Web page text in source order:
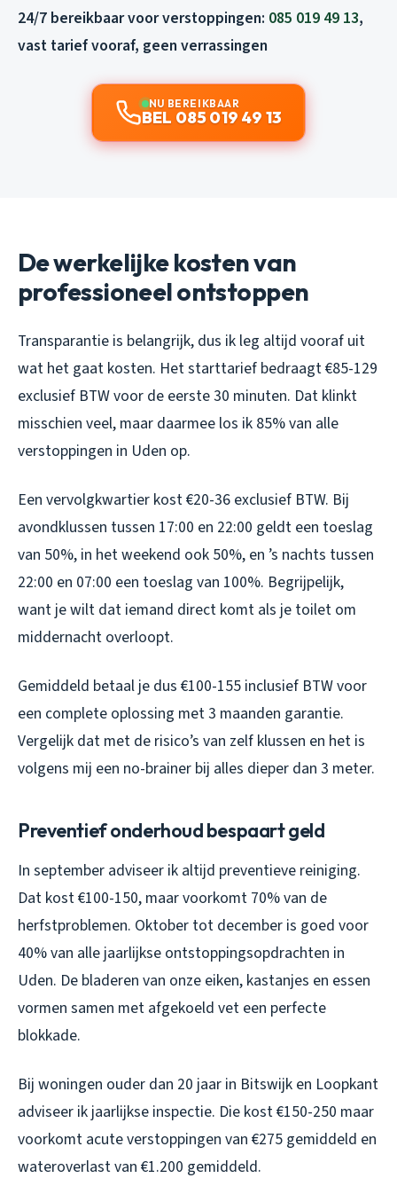
24/7 bereikbaar voor verstoppingen: 085 019 49 13,
vast tarief vooraf, geen verrassingen
NU BEREIKBAAR
BEL 085 019 49 13
De werkelijke kosten van
professioneel ontstoppen
Transparantie is belangrijk, dus ik leg altijd vooraf uit
wat het gaat kosten. Het starttarief bedraagt €85-129
exclusief BTW voor de eerste 30 minuten. Dat klinkt
misschien veel, maar daarmee los ik 85% van alle
verstoppingen in Uden op.
Een vervolgkwartier kost €20-36 exclusief BTW. Bij
avondklussen tussen 17:00 en 22:00 geldt een toeslag
van 50%, in het weekend ook 50%, en ’s nachts tussen
22:00 en 07:00 een toeslag van 100%. Begrijpelijk,
want je wilt dat iemand direct komt als je toilet om
middernacht overloopt.
Gemiddeld betaal je dus €100-155 inclusief BTW voor
een complete oplossing met 3 maanden garantie.
Vergelijk dat met de risico’s van zelf klussen en het is
volgens mij een no-brainer bij alles dieper dan 3 meter.
Preventief onderhoud bespaart geld
In september adviseer ik altijd preventieve reiniging.
Dat kost €100-150, maar voorkomt 70% van de
herfstproblemen. Oktober tot december is goed voor
40% van alle jaarlijkse ontstoppingsopdrachten in
Uden. De bladeren van onze eiken, kastanjes en essen
vormen samen met afgekoeld vet een perfecte
blokkade.
Bij woningen ouder dan 20 jaar in Bitswijk en Loopkant
adviseer ik jaarlijkse inspectie. Die kost €150-250 maar
voorkomt acute verstoppingen van €275 gemiddeld en
wateroverlast van €1.200 gemiddeld.